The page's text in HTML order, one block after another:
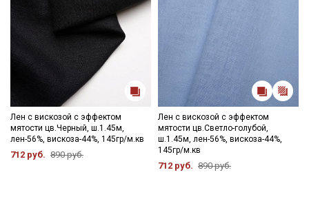
Лен с вискозой с эффектом
мятости цв.Черный, ш.1.45м,
лен-56%, вискоза-44%, 145гр/м.кв
712 руб. 890 руб.
Лен с вискозой с эффектом
мятости цв.Светло-голубой,
ш.1.45м, лен-56%, вискоза-44%,
145гр/м.кв
712 руб. 890 руб.